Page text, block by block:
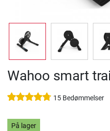
Wahoo smart
15 Bedømmelser
På lager